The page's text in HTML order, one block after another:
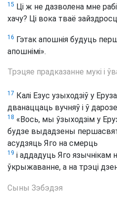
15 Ці ж не дазволена мне
хачу? Ці вока тваё
16 Гэтак апошнія будуць
апошнімі».
Трэцяе прадказанне мукі і
17 Калі Езус узыходзіў у
дванаццаць вучняў і ў
18 «Вось, мы ўзыходзім у
будзе выдадзены
асудзяць Яго на смерць
19 і аддадуць Яго язычнікам
ўкрыжаванне, а на трэці
Сыны Зэбэдэя